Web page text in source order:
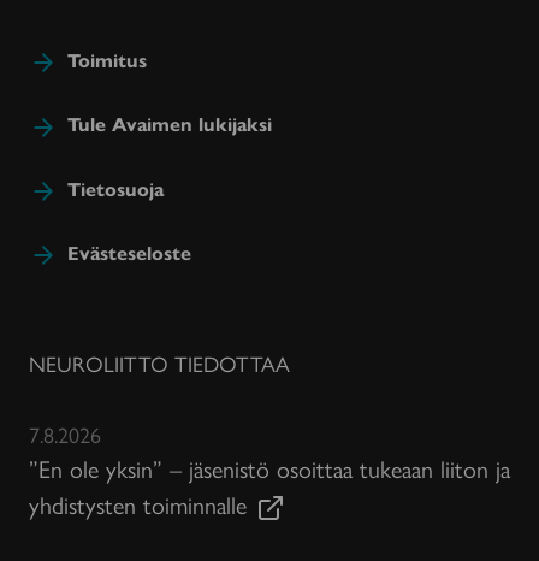
Toimitus
Tule Avaimen lukijaksi
Tietosuoja
Evästeseloste
NEUROLIITTO TIEDOTTAA
7.8.2026
”En ole yksin” – jäsenistö osoittaa tukeaan liiton ja
yhdistysten toiminnalle